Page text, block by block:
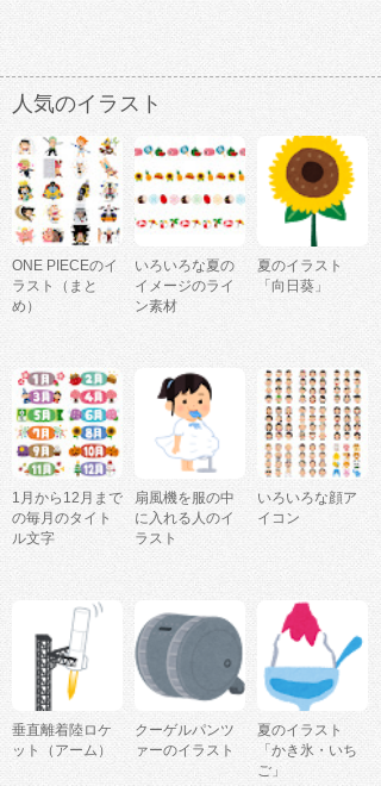
人気のイラスト
ONE PIECEのイ
ラスト（まと
め）
いろいろな夏の
イメージのライ
ン素材
夏のイラスト
「向日葵」
1月から12月まで
の毎月のタイト
ル文字
扇風機を服の中
に入れる人のイ
ラスト
いろいろな顔ア
イコン
垂直離着陸ロケ
ット（アーム）
クーゲルパンツ
ァーのイラスト
夏のイラスト
「かき氷・いち
ご」